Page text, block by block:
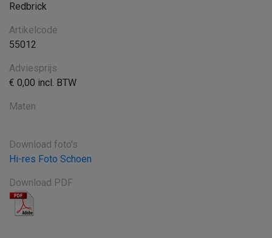
Redbrick
Artikelcode
55012
Adviesprijs
€ 0,00 incl. BTW
Maten
Download foto's
Hi-res Foto Schoen
Download PDF